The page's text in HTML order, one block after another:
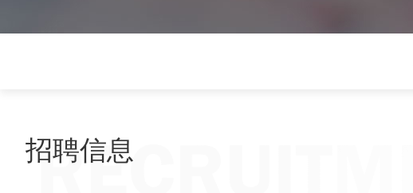
招聘信息